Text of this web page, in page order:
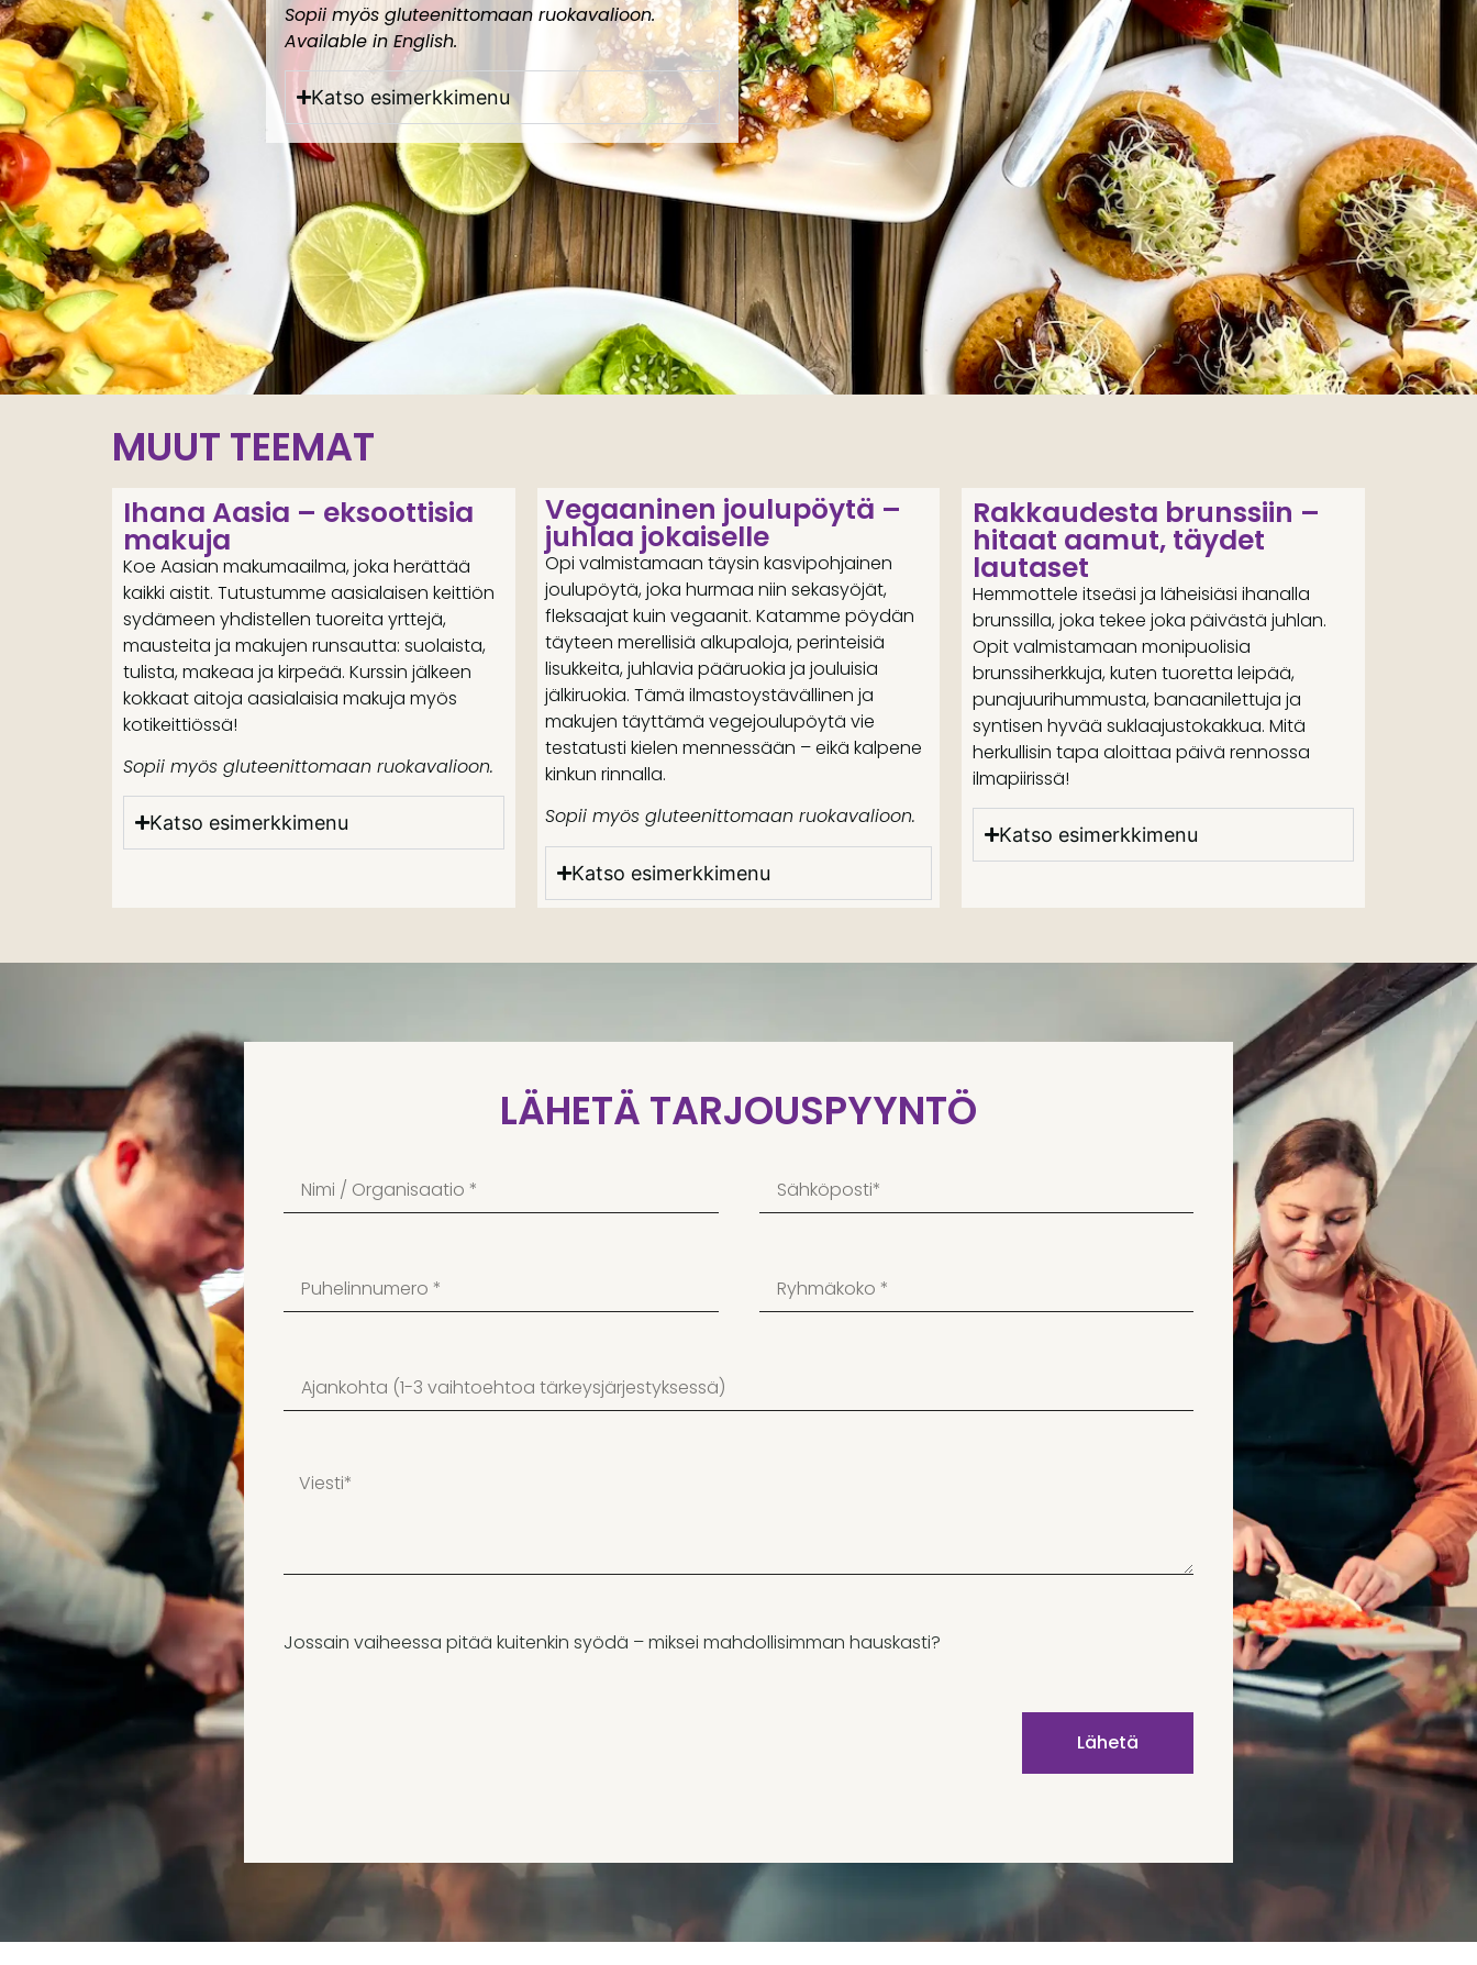
Sopii myös gluteenittomaan ruokavalioon.
Available in English.
Katso esimerkkimenu
MUUT TEEMAT
Ihana Aasia – eksoottisia
makuja
Koe Aasian makumaailma, joka herättää
kaikki aistit. Tutustumme aasialaisen keittiön
sydämeen yhdistellen tuoreita yrttejä,
mausteita ja makujen runsautta: suolaista,
tulista, makeaa ja kirpeää. Kurssin jälkeen
kokkaat aitoja aasialaisia makuja myös
kotikeittiössä!
Sopii myös gluteenittomaan ruokavalioon.
Katso esimerkkimenu
Vegaaninen joulupöytä –
juhlaa jokaiselle
Opi valmistamaan täysin kasvipohjainen
joulupöytä, joka hurmaa niin sekasyöjät,
fleksaajat kuin vegaanit. Katamme pöydän
täyteen merellisiä alkupaloja, perinteisiä
lisukkeita, juhlavia pääruokia ja jouluisia
jälkiruokia. Tämä ilmastoystävällinen ja
makujen täyttämä vegejoulupöytä vie
testatusti kielen mennessään – eikä kalpene
kinkun rinnalla.
Sopii myös gluteenittomaan ruokavalioon.
Katso esimerkkimenu
Rakkaudesta brunssiin –
hitaat aamut, täydet
lautaset
Hemmottele itseäsi ja läheisiäsi ihanalla
brunssilla, joka tekee joka päivästä juhlan.
Opit valmistamaan monipuolisia
brunssiherkkuja, kuten tuoretta leipää,
punajuurihummusta, banaanilettuja ja
syntisen hyvää suklaajustokakkua. Mitä
herkullisin tapa aloittaa päivä rennossa
ilmapiirissä!
Katso esimerkkimenu
LÄHETÄ TARJOUSPYYNTÖ
Jossain vaiheessa pitää kuitenkin syödä – miksei mahdollisimman hauskasti?
Lähetä